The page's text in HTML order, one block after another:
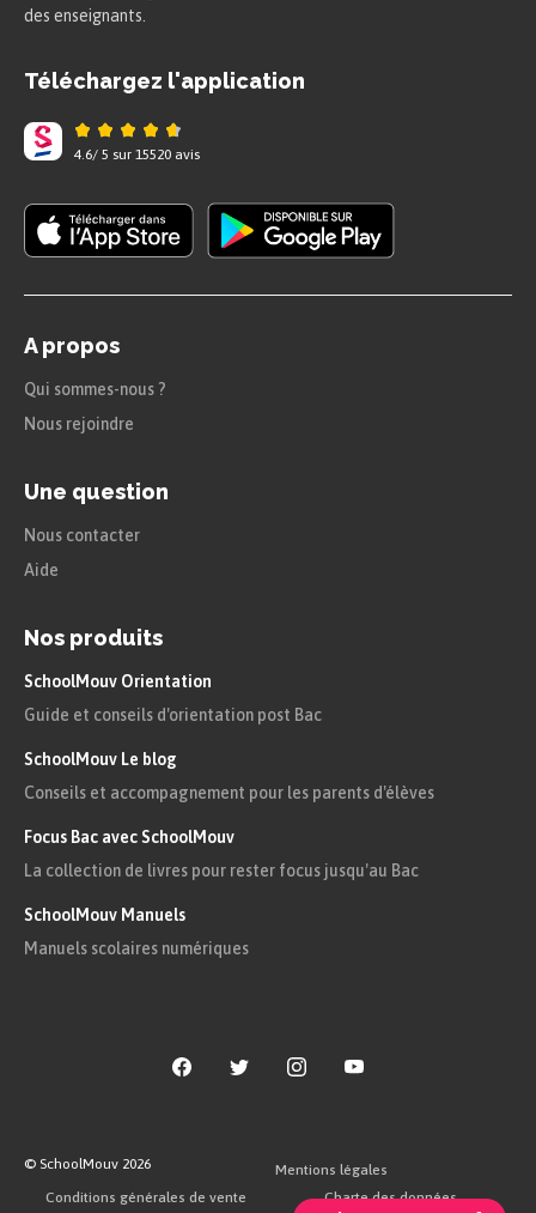
des enseignants.
Téléchargez l'application
4.6/ 5 sur 15520 avis
A propos
Qui sommes-nous ?
Nous rejoindre
Une question
Nous contacter
Aide
Nos produits
SchoolMouv Orientation
Guide et conseils d'orientation post Bac
SchoolMouv Le blog
Conseils et accompagnement pour les parents d'élèves
Focus Bac avec SchoolMouv
La collection de livres pour rester focus jusqu'au Bac
SchoolMouv Manuels
Manuels scolaires numériques
© SchoolMouv 2026
Mentions légales
Conditions générales de vente
Charte des données